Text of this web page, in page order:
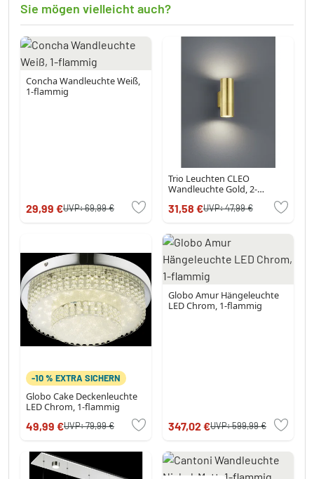
Sie mögen vielleicht auch?
Concha Wandleuchte Weiß,
1-flammig
29,99 €UVP:69,99 €
Trio Leuchten CLEO
Wandleuchte Gold, 2-
31,58 €UVP:47,99 €
-10 % EXTRA SICHERN
Globo Cake Deckenleuchte
LED Chrom, 1-flammig
49,99 €UVP:79,99 €
Globo Amur Hängeleuchte
LED Chrom, 1-flammig
347,02 €UVP:599,99 €